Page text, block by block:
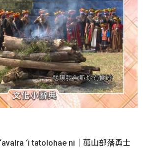
‘i tatolohae ni｜萬山部落勇士